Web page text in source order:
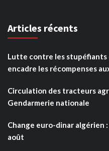
Articles récents
Lutte contre les stupéfiants
encadre les récompenses
Circulation des tracteurs
Gendarmerie nationale
Change euro-dinar algérien
août